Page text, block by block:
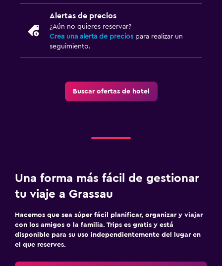
Alertas de precios
¿Aún no quieres reservar?
Crea una alerta de precios para realizar un
seguimiento.
Buscar ofertas de hotel
Una forma más fácil de gestionar
tu viaje a Grassau
Hacemos que sea súper fácil planificar, organizar y viajar
con los amigos o la familia. Trips es gratis y está
disponible para su uso independientemente del lugar en
el que reserves.